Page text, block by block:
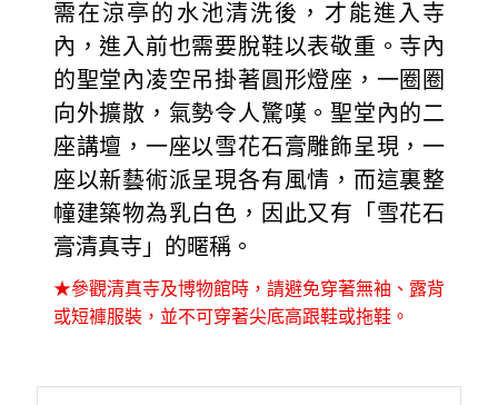
需在涼亭的水池清洗後，才能進入寺
內，進入前也需要脫鞋以表敬重。寺內
的聖堂內凌空吊掛著圓形燈座，一圈圈
向外擴散，氣勢令人驚嘆。聖堂內的二
座講壇，一座以雪花石膏雕飾呈現，一
座以新藝術派呈現各有風情，而這裏整
幢建築物為乳白色，因此又有「雪花石
膏清真寺」的暱稱。
★參觀清真寺及博物館時，請避免穿著無袖、露背
或短褲服裝，並不可穿著尖底高跟鞋或拖鞋。